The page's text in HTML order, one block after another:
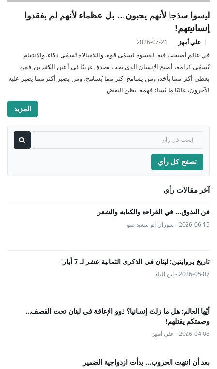
ليسوا سذجا لأنهم يحبون… بل عظماء لأنهم لم يفقدوا
إنسانيتهم!
علي أمهز 2026-07-21
في عالم أصبحت فيه القسوة تُسمّى قوة، واللامبالاة تُسمّى ذكاء، والانتقام
يُسمّى كرامة، أصبح الإنسان الذي يحب بصدق غريبًا في أعين الكثيرين. فمن
يعطي أكثر مما يأخذ، ومن يسامح أكثر مما يُسامح، ومن يصبر أكثر مما يصبر عليه
الآخرون، غالبًا ما يُساء فهمه. يظن البعض
المزيد
تصفح كل رأي
آخر مقالات رأي
فن التذوق... في القراءة والكتابة والشعر
2026-06-15 - سوزان أبو سعيد ضو
تاريخ بروايتين: لبنان في الذكرى الثمانية عشر لـ 7 أيار!
2026-05-07 - إبن البلد
أيّها العالم: هل ما زلتَ إنسانيا؟ ذوو الإعاقة في لبنان تحت القصف...
وصمتكم يقتلهم!
2026-04-08 - علي أمهز
بعد أن انتهت الحروب… بدأت ازدواجية الضمير